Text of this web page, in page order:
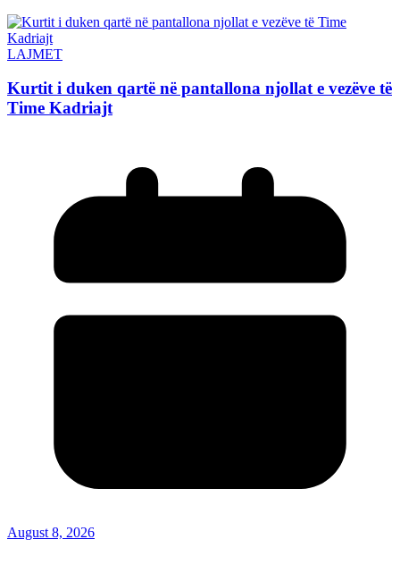
LAJMET
Kurtit i duken qartë në pantallona njollat e vezëve të
Time Kadriajt
August 8, 2026